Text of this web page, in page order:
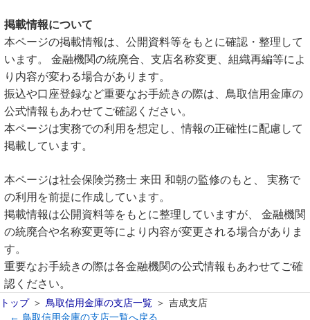
掲載情報について
本ページの掲載情報は、公開資料等をもとに確認・整理して
います。 金融機関の統廃合、支店名称変更、組織再編等によ
り内容が変わる場合があります。
振込や口座登録など重要なお手続きの際は、鳥取信用金庫の
公式情報もあわせてご確認ください。
本ページは実務での利用を想定し、情報の正確性に配慮して
掲載しています。
本ページは社会保険労務士 来田 和朝の監修のもと、 実務で
の利用を前提に作成しています。
掲載情報は公開資料等をもとに整理していますが、 金融機関
の統廃合や名称変更等により内容が変更される場合がありま
す。
重要なお手続きの際は各金融機関の公式情報もあわせてご確
認ください。
トップ 鳥取信用金庫の支店一覧
吉成支店
← 鳥取信用金庫の支店一覧へ戻る